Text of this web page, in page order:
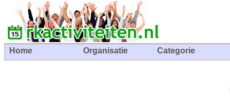
Home Organisatie Categorie